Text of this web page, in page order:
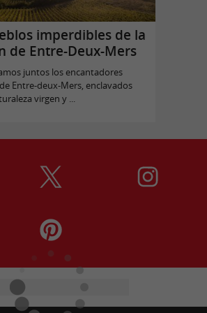
imperdibles de la
de Entre-Deux-Mers
juntos los encantadores
Entre-deux-Mers, enclavados
virgen y ...